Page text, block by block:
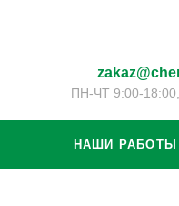
ПН-ЧТ 9:00-18:00,
НАШИ РАБОТЫ